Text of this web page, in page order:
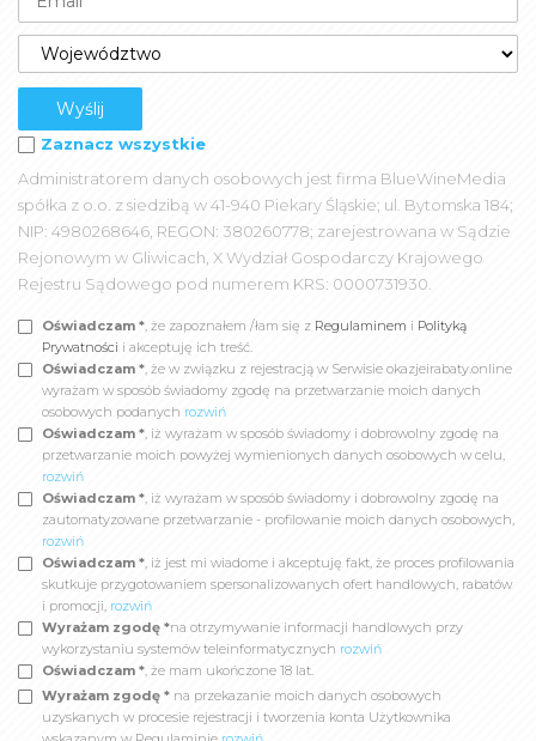
Zaznacz wszystkie
Administratorem danych osobowych jest firma BlueWineMedia
spółka z o.o. z siedzibą w 41-940 Piekary Śląskie; ul. Bytomska 184;
NIP: 4980268646, REGON: 380260778; zarejestrowana w Sądzie
Rejonowym w Gliwicach, X Wydział Gospodarczy Krajowego
Rejestru Sądowego pod numerem KRS: 0000731930.
Oświadczam *, że zapoznałem /łam się z Regulaminem i Polityką
Prywatności i akceptuję ich treść.
Oświadczam *, że w związku z rejestracją w Serwisie okazjeirabaty.online
wyrażam w sposób świadomy zgodę na przetwarzanie moich danych
osobowych podanych rozwiń
Oświadczam *, iż wyrażam w sposób świadomy i dobrowolny zgodę na
przetwarzanie moich powyżej wymienionych danych osobowych w celu,
rozwiń
Oświadczam *, iż wyrażam w sposób świadomy i dobrowolny zgodę na
zautomatyzowane przetwarzanie - profilowanie moich danych osobowych,
rozwiń
Oświadczam *, iż jest mi wiadome i akceptuję fakt, że proces profilowania
skutkuje przygotowaniem spersonalizowanych ofert handlowych, rabatów
i promocji, rozwiń
Wyrażam zgodę *na otrzymywanie informacji handlowych przy
wykorzystaniu systemów teleinformatycznych rozwiń
Oświadczam *, że mam ukończone 18 lat.
Wyrażam zgodę * na przekazanie moich danych osobowych
uzyskanych w procesie rejestracji i tworzenia konta Użytkownika